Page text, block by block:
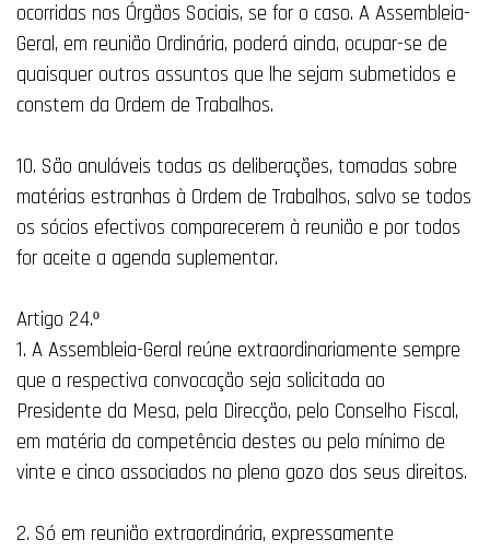
ocorridas nos Órgãos Sociais, se for o caso. A Assembleia-
Geral, em reunião Ordinária, poderá ainda, ocupar-se de
quaisquer outros assuntos que lhe sejam submetidos e
constem da Ordem de Trabalhos.
10. São anuláveis todas as deliberações, tomadas sobre
matérias estranhas à Ordem de Trabalhos, salvo se todos
os sócios efectivos comparecerem à reunião e por todos
for aceite a agenda suplementar.
Artigo 24.º
1. A Assembleia-Geral reúne extraordinariamente sempre
que a respectiva convocação seja solicitada ao
Presidente da Mesa, pela Direcção, pelo Conselho Fiscal,
em matéria da competência destes ou pelo mínimo de
vinte e cinco associados no pleno gozo dos seus direitos.
2. Só em reunião extraordinária, expressamente